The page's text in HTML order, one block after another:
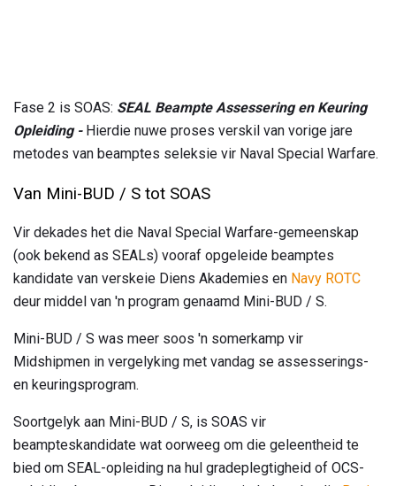
Fase 2 is SOAS: SEAL Beampte Assessering en Keuring
Opleiding -Hierdie nuwe proses verskil van vorige jare
metodes van beamptes seleksie vir Naval Special Warfare.
Van Mini-BUD / S tot SOAS
Vir dekades het die Naval Special Warfare-gemeenskap
(ook bekend as SEALs) vooraf opgeleide beamptes
kandidate van verskeie Diens Akademies en Navy ROTC
deur middel van 'n program genaamd Mini-BUD / S.
Mini-BUD / S was meer soos 'n somerkamp vir
Midshipmen in vergelyking met vandag se assesserings-
en keuringsprogram.
Soortgelyk aan Mini-BUD / S, is SOAS vir
beampteskandidate wat oorweeg om die geleentheid te
bied om SEAL-opleiding na hul gradeplegtigheid of OCS-